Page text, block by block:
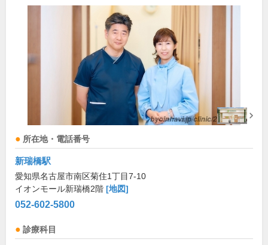
所在地・電話番号
新瑞橋駅
愛知県名古屋市南区菊住1丁目7-10
イオンモール新瑞橋2階 [地図]
052-602-5800
診療科目